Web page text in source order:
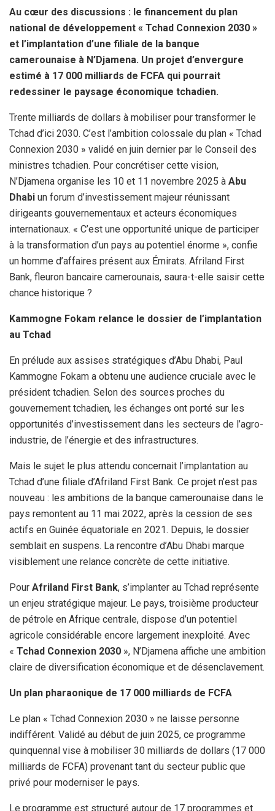
Au cœur des discussions : le financement du plan
national de développement « Tchad Connexion 2030 »
et l’implantation d’une filiale de la banque
camerounaise à N’Djamena. Un projet d’envergure
estimé à 17 000 milliards de FCFA qui pourrait
redessiner le paysage économique tchadien.
Trente milliards de dollars à mobiliser pour transformer le
Tchad d’ici 2030. C’est l’ambition colossale du plan « Tchad
Connexion 2030 » validé en juin dernier par le Conseil des
ministres tchadien. Pour concrétiser cette vision,
N’Djamena organise les 10 et 11 novembre 2025 à Abu
Dhabi un forum d’investissement majeur réunissant
dirigeants gouvernementaux et acteurs économiques
internationaux. « C’est une opportunité unique de participer
à la transformation d’un pays au potentiel énorme », confie
un homme d’affaires présent aux Émirats. Afriland First
Bank, fleuron bancaire camerounais, saura-t-elle saisir cette
chance historique ?
Kammogne Fokam relance le dossier de l’implantation
au Tchad
En prélude aux assises stratégiques d’Abu Dhabi, Paul
Kammogne Fokam a obtenu une audience cruciale avec le
président tchadien. Selon des sources proches du
gouvernement tchadien, les échanges ont porté sur les
opportunités d’investissement dans les secteurs de l’agro-
industrie, de l’énergie et des infrastructures.
Mais le sujet le plus attendu concernait l’implantation au
Tchad d’une filiale d’Afriland First Bank. Ce projet n’est pas
nouveau : les ambitions de la banque camerounaise dans le
pays remontent au 11 mai 2022, après la cession de ses
actifs en Guinée équatoriale en 2021. Depuis, le dossier
semblait en suspens. La rencontre d’Abu Dhabi marque
visiblement une relance concrète de cette initiative.
Pour Afriland First Bank, s’implanter au Tchad représente
un enjeu stratégique majeur. Le pays, troisième producteur
de pétrole en Afrique centrale, dispose d’un potentiel
agricole considérable encore largement inexploité. Avec
« Tchad Connexion 2030 », N’Djamena affiche une ambition
claire de diversification économique et de désenclavement.
Un plan pharaonique de 17 000 milliards de FCFA
Le plan « Tchad Connexion 2030 » ne laisse personne
indifférent. Validé au début de juin 2025, ce programme
quinquennal vise à mobiliser 30 milliards de dollars (17 000
milliards de FCFA) provenant tant du secteur public que
privé pour moderniser le pays.
Le programme est structuré autour de 17 programmes et